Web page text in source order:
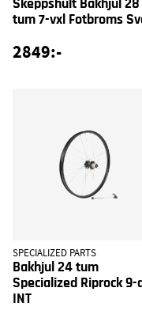
Skeppshult Bakhjul 28
tum 7-vxl Fotbroms
2849:-
SPECIALIZED PARTS
Bakhjul 24 tum
Specialized Riprock 9-
INT